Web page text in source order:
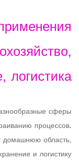
логистика
сферы
процессов.
домашнюю область,
и логистику.